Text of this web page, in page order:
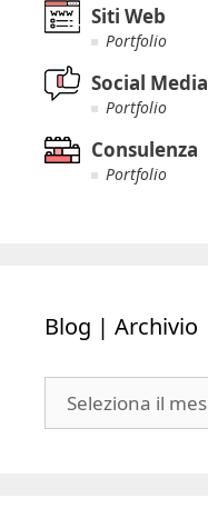
Siti Web
Portfolio
Social Media
Portfolio
Consulenza
Portfolio
Blog | Archivio